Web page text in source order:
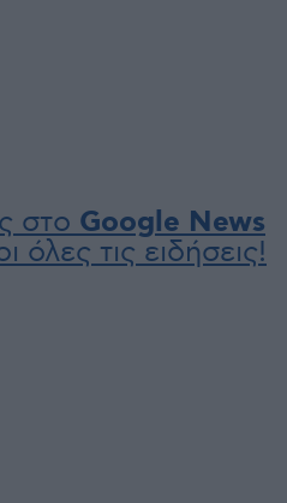
στο Google News
όλες τις ειδήσεις!